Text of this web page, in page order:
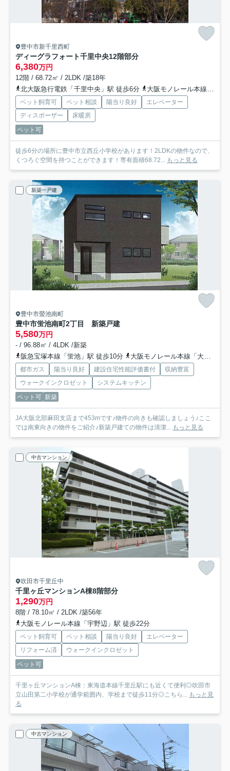
豊中市新千里西町
ディーグラフォート千里中央12階部分
6,380万円
12階 / 68.72㎡ / 2LDK /築18年
北大阪急行電鉄「千里中央」駅 徒歩6分
大阪モノレール本線「少路」駅 徒歩24分
ペット飼育可 ペット相談 陽当り良好
エレベーター
ディスポーザー
床暖房
ペット可
徒歩6分の場所に豊中市立西丘小学校があります！2LDKの物件なので、
くつろぐ空間を持つことができます！専有面積68.72...
もっと見る
新築一戸建
豊中市螢池南町
豊中市蛍池南町2丁目 新築戸建
5,580万円
- / 96.88㎡ / 4LDK /新築
阪急宝塚本線「蛍池」駅 徒歩10分
大阪モノレール本線「大阪空港」駅 徒歩17分
都市ガス 陽当り良好 建設住宅性能評価書付
収納豊富
ウォークインクロゼット
システムキッチン
ペット可 新築
JA大阪北部麻田支店まで453mです♪物件の向きも確認しましょう♪ここ
では南東向きの物件をご紹介♪新築戸建ての物件は清潔...
もっと見る
中古マンション
吹田市千里丘中
千里ヶ丘マンションA棟8階部分
1,290万円
8階 / 78.10㎡ / 2LDK /築56年
大阪モノレール本線「宇野辺」駅 徒歩22分
ペット飼育可 ペット相談 陽当り良好
エレベーター
リフォーム済
ウォークインクロゼット
ペット可
千里ヶ丘マンションA棟：東海道本線千里丘駅にも近くて便利◎吹田市
立山田第二小学校が通学範囲内、学校まで徒歩11分◎こちら...
もっと見
る
中古マンション